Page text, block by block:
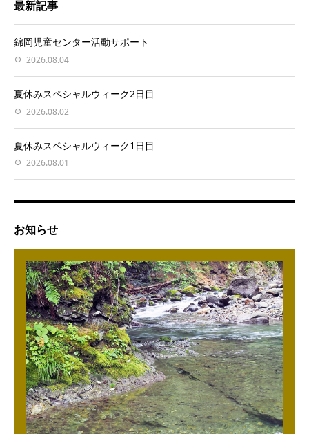
最新記事
錦岡児童センター活動サポート
2026.08.04
夏休みスペシャルウィーク2日目
2026.08.02
夏休みスペシャルウィーク1日目
2026.08.01
お知らせ